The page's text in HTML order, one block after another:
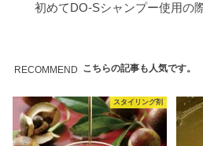
初めてDO-Sシャンプー使用の
RECOMMEND こちらの記事も人気です。
スタイリング剤